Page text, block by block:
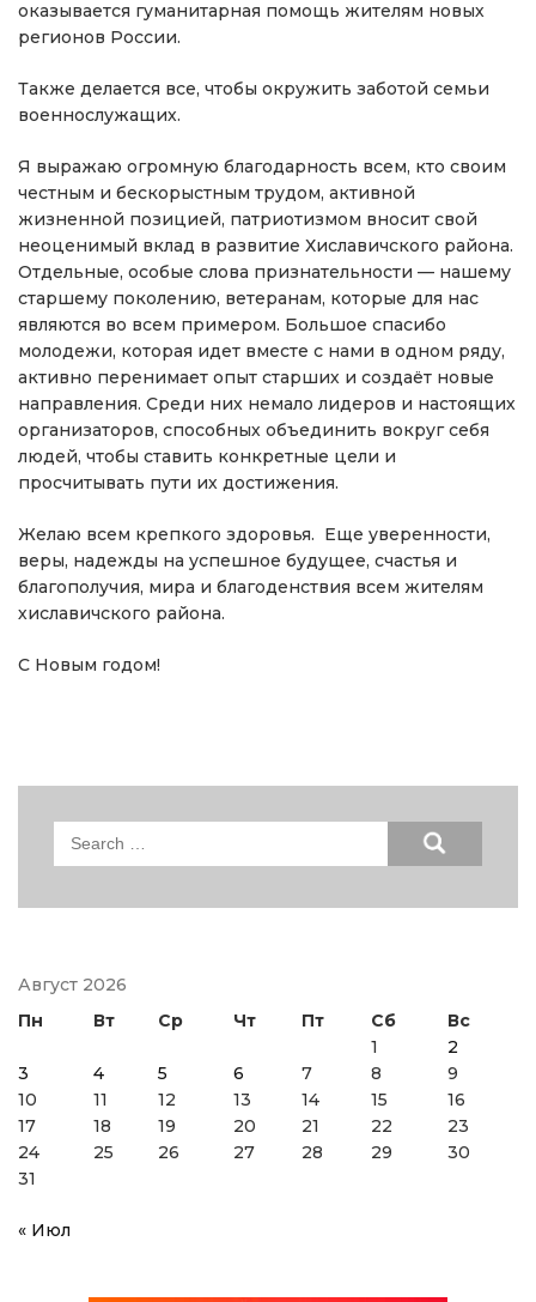
оказывается гуманитарная помощь жителям новых
регионов России.
Также делается все, чтобы окружить заботой семьи
военнослужащих.
Я выражаю огромную благодарность всем, кто своим
честным и бескорыстным трудом, активной
жизненной позицией, патриотизмом вносит свой
неоценимый вклад в развитие Хиславичского района.
Отдельные, особые слова признательности — нашему
старшему поколению, ветеранам, которые для нас
являются во всем примером. Большое спасибо
молодежи, которая идет вместе с нами в одном ряду,
активно перенимает опыт старших и создаёт новые
направления. Среди них немало лидеров и настоящих
организаторов, способных объединить вокруг себя
людей, чтобы ставить конкретные цели и
просчитывать пути их достижения.
Желаю всем крепкого здоровья. Еще уверенности,
веры, надежды на успешное будущее, счастья и
благополучия, мира и благоденствия всем жителям
хиславичского района.
С Новым годом!
Search
Август 2026
Пн
Вт Ср Чт Пт Сб
Вс
1
2
3
4 5 6 7 8
9
10
11 12 13 14 15
16
17
18 19 20 21 22
23
24
25 26 27 28 29
30
31
« Июл